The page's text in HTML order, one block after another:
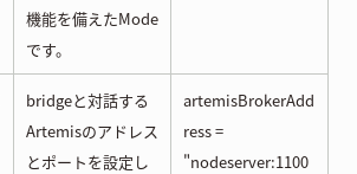
機能を備えたMode
です。
bridgeと対話する
Artemisのアドレス
とポートを設定し
artemisBrokerAdd
ress =
"nodeserver:1100